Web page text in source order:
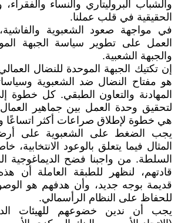
والشباب البروليتاري والنساء
الحقيقية في قلب عملنا.
في مواجهة صعود الشعبوية
العمل على تطوير سياسة الجبهة
والجبهة الشعبية.
إن تكتيك الجبهة الموحدة للنضال
هو مفتاح النضال ضد الشعبوية
المهادنة والتعاون الطبقي. كل خطوة
لتحقيق وحدة العمل بين جماهير
هي خطوة لإطلاق صراعات أكثر اتساعًا
يجب الضغط على الشعبوية على
المثال فيما يتعلق بالوعود الانتخابية،
السلطة. من واجبنا فضح الديماغوجية
قادتهم، لنظهر للطبقة العاملة أن
قديمة بوجه جديد، وأن هدفهم هو
للحفاظ على النظام الرأسمالي.
يجب أن ندين خضوعهم للهيئات